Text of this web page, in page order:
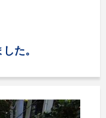
た。